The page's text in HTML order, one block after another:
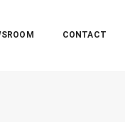
CONTACT